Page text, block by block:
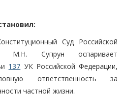
Суд Российской
М.Н. Супрун оспаривает
137 УК Российской Федерации,
ответственность за
частной жизни.